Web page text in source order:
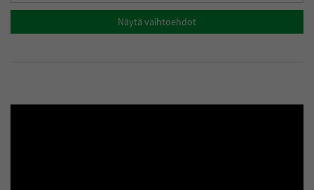
Näytä vaihtoehdot